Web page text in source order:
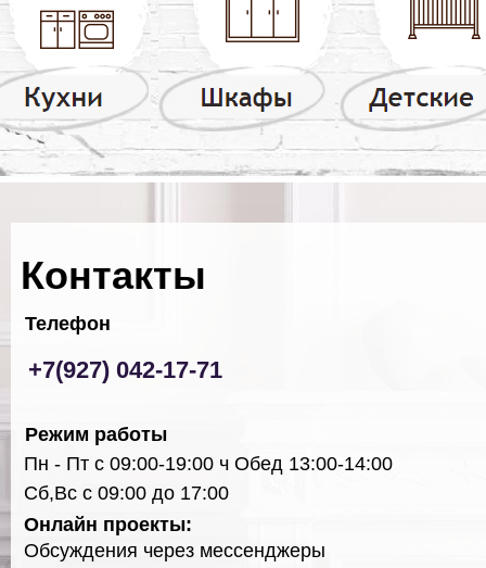
Режим работы
Контакты
Пн - Пт с 09:00-19:00 ч Обед 13:00-14:00
Сб,Вс с 09:00 до 17:00
Телефон
+7(927) 042-17-71
Онлайн проекты:
Обсуждения через мессенджеры